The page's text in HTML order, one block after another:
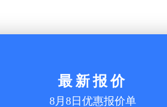
构、防护工艺三重设计实现长效抗
入紫外线吸收剂、抗氧化剂，能
油料的溶胀腐蚀，防止油品渗透
隔绝内外介质相互侵蚀。外层防护
劳损伤会加速老化，稳固夹层降低